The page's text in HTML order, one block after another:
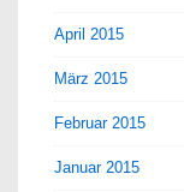
April 2015
März 2015
Februar 2015
Januar 2015